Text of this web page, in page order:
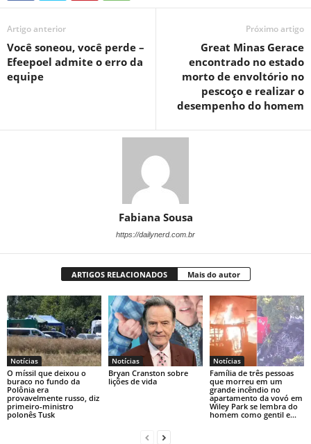
Artigo anterior
Você soneou, você perde –
Efeepoel admite o erro da
equipe
Próximo artigo
Great Minas Gerace
encontrado no estado
morto de envoltório no
pescoço e realizar o
desempenho do homem
Fabiana Sousa
https://dailynerd.com.br
ARTIGOS RELACIONADOS Mais do autor
Notícias
O míssil que deixou o
buraco no fundo da
Polônia era
provavelmente russo, diz
primeiro-ministro
polonês Tusk
Notícias
Bryan Cranston sobre
lições de vida
Notícias
Família de três pessoas
que morreu em um
grande incêndio no
apartamento da vovó em
Wiley Park se lembra do
homem como gentil e...